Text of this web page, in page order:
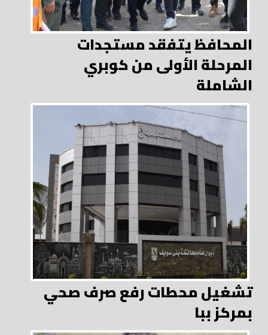
المحافظ يتفقد مستجدات
المرحلة الأولى من كوبري
الشاملة
تشغيل محطات رفع صرف صحي
بمركز ببا